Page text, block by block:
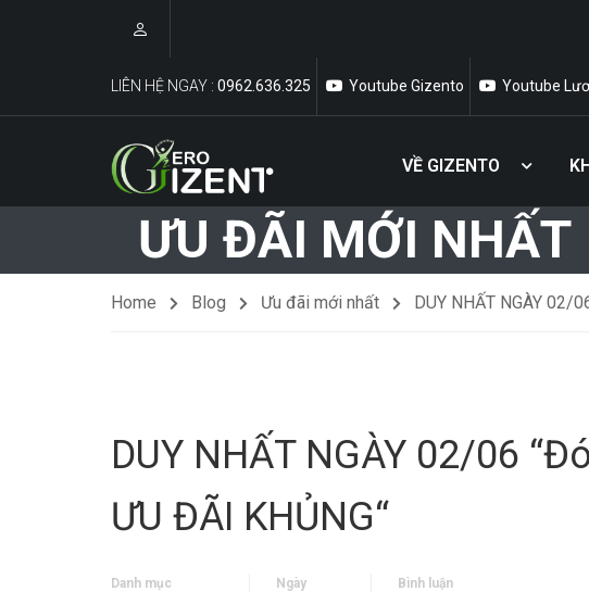
LIÊN HỆ NGAY : 0962.636.325 Youtube Gizento Youtube
VỀ GIZENTO
ƯU ĐÃI MỚI NHẤT
Home Blog Ưu đãi mới nhất DUY NHẤT NGÀY 02/
DUY NHẤT NGÀY 02/06
ƯU ĐÃI KHỦNG“
Danh mục
Ngày
Bình luận